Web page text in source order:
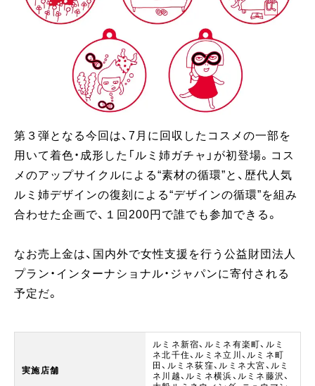
第３弾となる今回は、7月に回収したコスメの一部を
用いて着色・成形した「ルミ姉ガチャ」が初登場。コス
メのアップサイクルによる“素材の循環”と、歴代人気
ルミ姉デザインの復刻による“デザインの循環”を組み
合わせた企画で、１回200円で誰でも参加できる。
なお売上金は、国内外で女性支援を行う公益財団法人
プラン・インターナショナル・ジャパンに寄付される
予定だ。
実施店舗
ルミネ新宿、ルミネ有楽町、ルミ
ネ北千住、ルミネ立川、ルミネ町
田、ルミネ荻窪、ルミネ大宮、ルミ
ネ川越、ルミネ横浜、ルミネ藤沢、